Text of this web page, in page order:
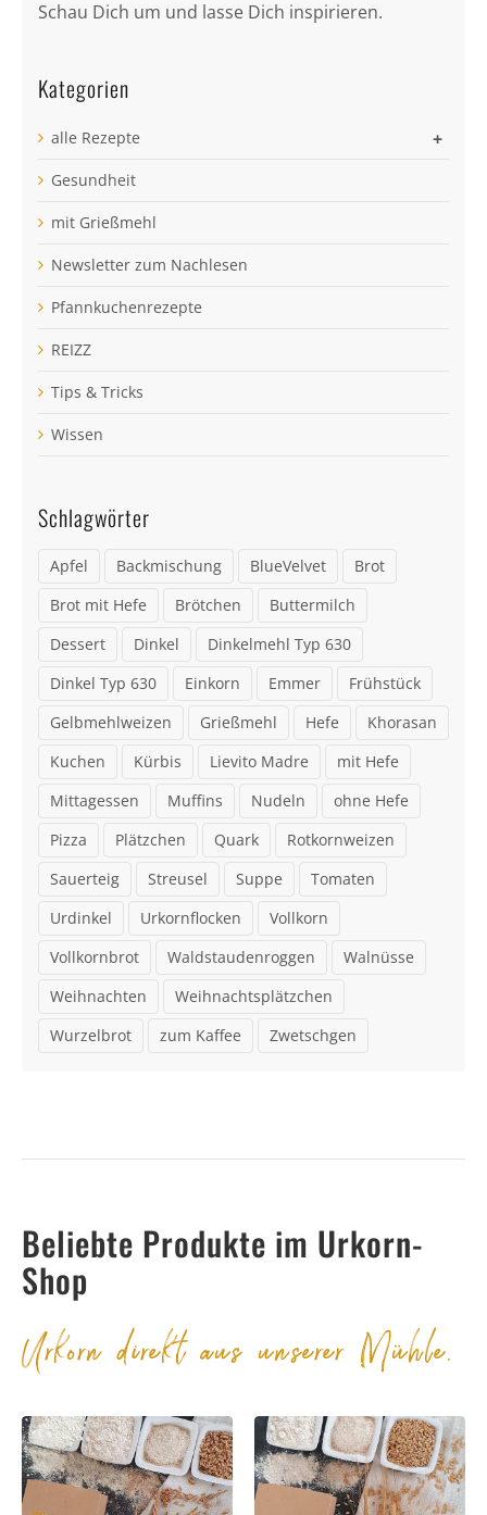
Schau Dich um und lasse Dich inspirieren.
Kategorien
alle Rezepte +
Gesundheit
mit Grießmehl
Newsletter zum Nachlesen
Pfannkuchenrezepte
REIZZ
Tips & Tricks
Wissen
Schlagwörter
Apfel Backmischung BlueVelvet
Brot
Brot mit Hefe
Brötchen
Buttermilch
Dessert
Dinkel
Dinkelmehl Typ 630
Dinkel Typ 630
Einkorn Emmer
Frühstück
Gelbmehlweizen
Grießmehl Hefe
Khorasan
Kuchen
Kürbis Lievito Madre
mit Hefe
Mittagessen
Muffins Nudeln
ohne Hefe
Pizza
Plätzchen Quark
Rotkornweizen
Sauerteig
Streusel Suppe
Tomaten
Urdinkel
Urkornflocken
Vollkorn
Vollkornbrot
Waldstaudenroggen
Walnüsse
Weihnachten
Weihnachtsplätzchen
Wurzelbrot
zum Kaffee Zwetschgen
Beliebte Produkte im Urkorn-
Shop
Urkorn direkt aus unserer Mühle.